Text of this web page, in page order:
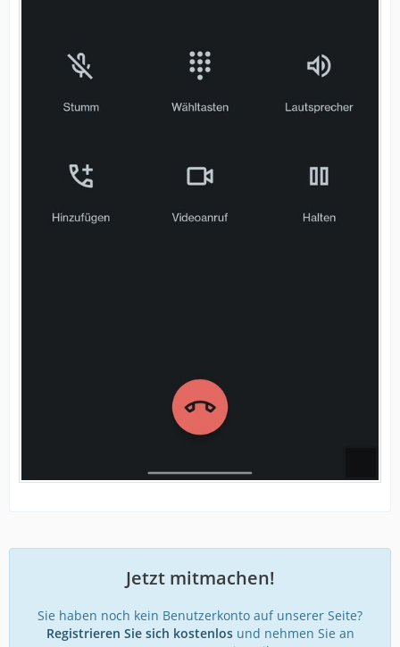
Jetzt mitmachen!
Sie haben noch kein Benutzerkonto auf unserer Seite?
Registrieren Sie sich kostenlosund nehmen Sie an